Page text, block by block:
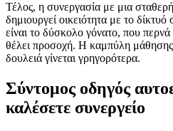
Τέλος, η συνεργασία με μια
δημιουργεί οικειότητα με το
είναι το δύσκολο γόνατο, που
θέλει προσοχή. Η καμπύλη
δουλειά γίνεται γρηγορότερα.
Σύντομος οδηγός
καλέσετε συνεργείο